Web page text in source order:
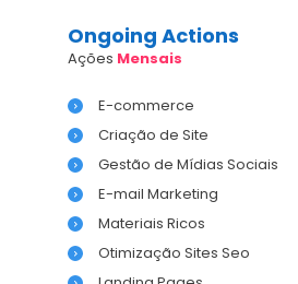
Ongoing Actions
Ações Mensais
E-commerce
Criação de Site
Gestão de Mídias Sociais
E-mail Marketing
Materiais Ricos
Otimização Sites Seo